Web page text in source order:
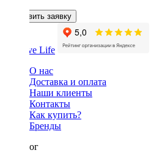
Оставить заявку
О нас
Доставка и оплата
Наши клиенты
Контакты
Как купить?
Бренды
Каталог